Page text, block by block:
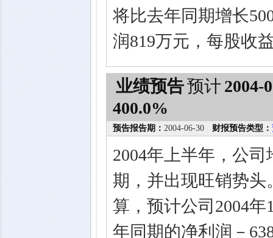
将比去年同期增长
润819万元，每股收
业绩预告预计 2004-
400.0%
预告报告期： 2004-06-30 财报预告类型：
2004年上半年，公
期，并出现旺销势头
算，预计公司2004
年同期的净利润－